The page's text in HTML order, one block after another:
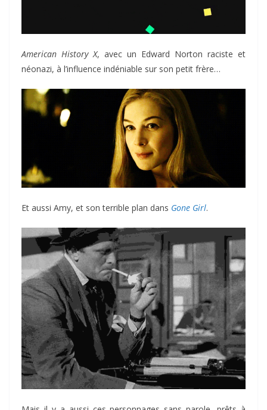
American History X, avec un Edward Norton raciste et
néonazi, à l’influence indéniable sur son petit frère…
Et aussi Amy, et son terrible plan dans Gone Girl.